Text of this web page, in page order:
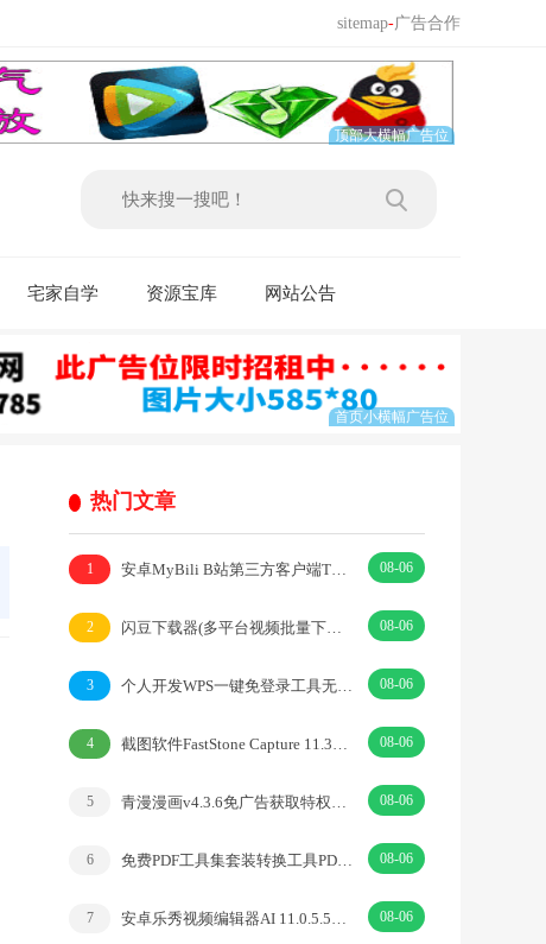
sitemap-广告合作
宅家自学 资源宝库 网站公告
热门文章
1 安卓MyBili B站第三方客户端TV版v1.6.9 08-06
2 闪豆下载器(多平台视频批量下载器)v2026.07.29 08-06
3 个人开发WPS一键免登录工具无需登录账号 08-06
4 截图软件FastStone Capture 11.3中文绿色版 08-06
5 青漫漫画v4.3.6免广告获取特权重制修复版 08-06
6 免费PDF工具集套装转换工具PDFgear v2.1.18 08-06
7 安卓乐秀视频编辑器AI 11.0.5.5去广告解锁VIP版 08-06